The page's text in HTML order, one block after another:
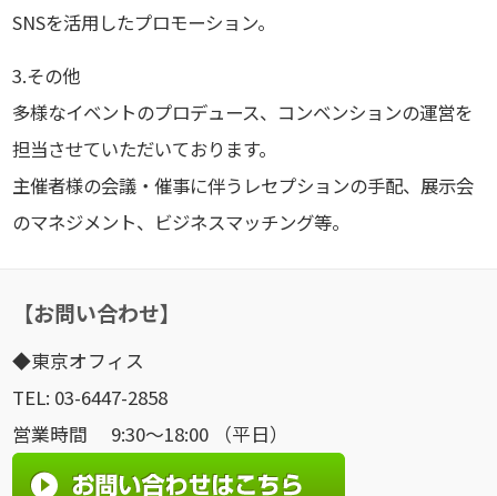
SNSを活用したプロモーション。
3.その他
多様なイベントのプロデュース、コンベンションの運営を
担当させていただいております。
主催者様の会議・催事に伴うレセプションの手配、展示会
のマネジメント、ビジネスマッチング等。
【お問い合わせ】
◆東京オフィス
TEL: 03-6447-2858
営業時間 9:30～18:00 （平日）